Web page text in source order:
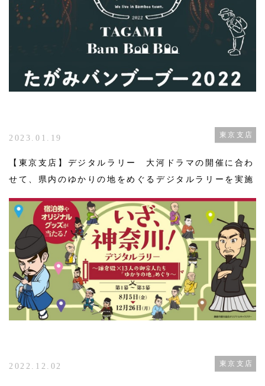
2023.01.19 東京支店
【東京支店】デジタルラリー 大河ドラマの開催に合わ
せて、県内のゆかりの地をめぐるデジタルラリーを実施
2022.12.02 東京支店